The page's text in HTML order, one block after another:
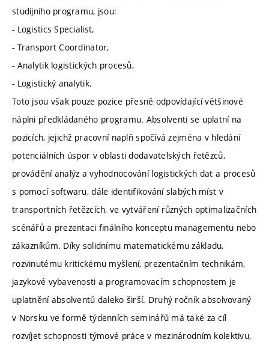
studijního programu, jsou:
- Logistics Specialist,
- Transport Coordinator,
- Analytik logistických procesů,
- Logistický analytik.
Toto jsou však pouze pozice přesně odpovídající většinové
náplni předkládaného programu. Absolventi se uplatní na
pozicích, jejichž pracovní naplň spočívá zejména v hledání
potenciálních úspor v oblasti dodavatelských řetězců,
provádění analýz a vyhodnocování logistických dat a procesů
s pomocí softwaru, dále identifikování slabých míst v
transportních řetězcích, ve vytváření různých optimalizačních
scénářů a prezentaci finálního konceptu managementu nebo
zákazníkům. Díky solidnímu matematickému základu,
rozvinutému kritickému myšlení, prezentačním technikám,
jazykové vybavenosti a programovacím schopnostem je
uplatnění absolventů daleko širší. Druhý ročník absolvovaný
v Norsku ve formě týdenních seminářů má také za cíl
rozvíjet schopnosti týmové práce v mezinárodním kolektivu,